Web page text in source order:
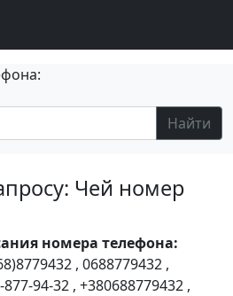
Найти
Чей номер
номера телефона:
, 0688779432 ,
877-94-32 , +380688779432 ,